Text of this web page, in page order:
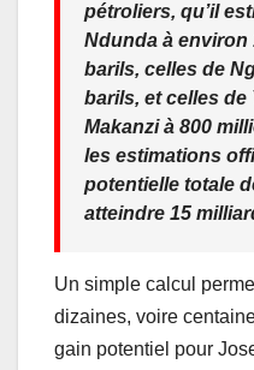
pétroliers, qu’il
Ndunda à environ
barils, celles de
barils, et celles de
Makanzi à 800
les estimations
potentielle totale
atteindre 15
Un simple calcul
dizaines, voire
gain potentiel pour